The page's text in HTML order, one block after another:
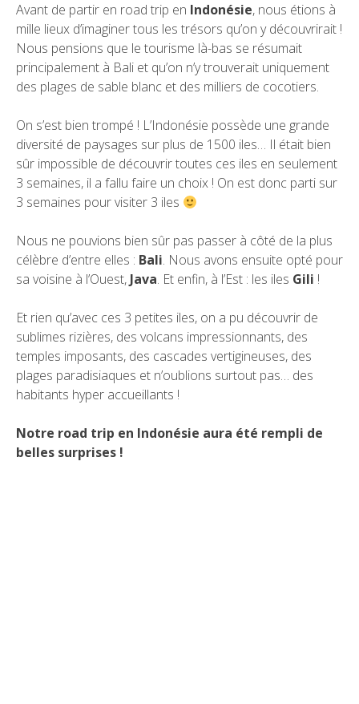
Avant de partir en road trip en Indonésie, nous étions à
mille lieux d’imaginer tous les trésors qu’on y découvrirait !
Nous pensions que le tourisme là-bas se résumait
principalement à Bali et qu’on n’y trouverait uniquement
des plages de sable blanc et des milliers de cocotiers.
On s’est bien trompé ! L’Indonésie possède une grande
diversité de paysages sur plus de 1500 iles… Il était bien
sûr impossible de découvrir toutes ces iles en seulement
3 semaines, il a fallu faire un choix ! On est donc parti sur
3 semaines pour visiter 3 iles
Nous ne pouvions bien sûr pas passer à côté de la plus
célèbre d’entre elles : Bali. Nous avons ensuite opté pour
sa voisine à l’Ouest, Java. Et enfin, à l’Est : les iles Gili !
Et rien qu’avec ces 3 petites iles, on a pu découvrir de
sublimes rizières, des volcans impressionnants, des
temples imposants, des cascades vertigineuses, des
plages paradisiaques et n’oublions surtout pas… des
habitants hyper accueillants !
Notre road trip en Indonésie aura été rempli de
belles surprises !